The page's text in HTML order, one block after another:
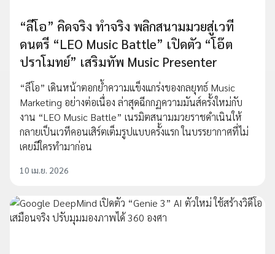
“ลีโอ” คิดจริง ทำจริง พลิกสนามมวยสู่เวที
ดนตรี “LEO Music Battle” เปิดตัว “โอ๊ต
ปราโมทย์” เสริมทัพ Music Presenter
“ลีโอ” เดินหน้าตอกย้ำความแข็งแกร่งของกลยุทธ์ Music
Marketing อย่างต่อเนื่อง ล่าสุดฉีกกฏความมันส์ครั้งใหม่กับ
งาน “LEO Music Battle” เนรมิตสนามมวยราชดำเนินให้
กลายเป็นเวทีคอนเสิร์ตเต็มรูปแบบครั้งแรก ในบรรยากาศที่ไม่
เคยมีใครทำมาก่อน
10 เม.ย. 2026